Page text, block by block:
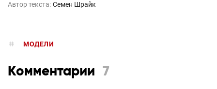
Автор текста: Семен Шрайк
МОДЕЛИ
Комментарии 7